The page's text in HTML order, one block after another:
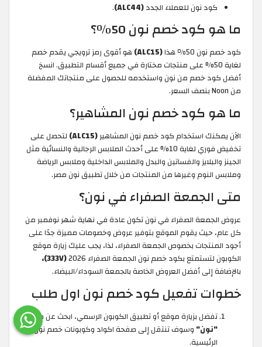
كود نون للعملاء الجدد(ALC44)
.
ما هو كود خصم نون 50٪؟
كود خصم نون 50٪ هذا (ALC15)
هو أقوى رمز ترويجي يقدم خصم
لغاية 50% على منتجات مختارة في جميع أقسام التطبيق. انسخ
أفضل كود خصم من نون واستخدمه للحصول على منتجاتك المفضلة
من Noon بنصف السعر.
ما هو كود خصم نون المشاهير؟
الآن يمكنك استخدام كود خصم نون المشاهير(ALC15)
لتحصل على
تخفيض فوري لغاية 10% على أحدث الملابس الرجالية والنسائية مثل
الجينز والبلايز والفساتين والبدل والملابس الداخلية وملابس الرياضة
وملابس النوم وغيرها من المنتجات من خلال تطبيق نون مصر.
متى الجمعة الصفراء في نون؟
عروض الجمعة الصفراء في نون تكون عادة في نهاية شهر نوفمبر من
كل عام، حيث يقوم الموقع بتوفير عروض وخصومات مميزة جدًا على
أجود المنتجات بخصوص الجمعة الصفراء، لذا، يجب عليك زيارة موقع
الكوبون لتستمتع بكود خصم نون الجمعة الصفراء 2026
(333V)،
بالإضافة إلى أفضل العروض الخاصة بالجمعة السوداء/البيضاء.
خطوات تفعيل كود خصم نون اول طلب
تفضل بزيارة موقع أو تطبيق الكوبون الرسمي، ابحث عن متجر
"نون" وسوف تنتقل إلى صفحة اكواد وكوبونات خصم نون
الرئيسية.